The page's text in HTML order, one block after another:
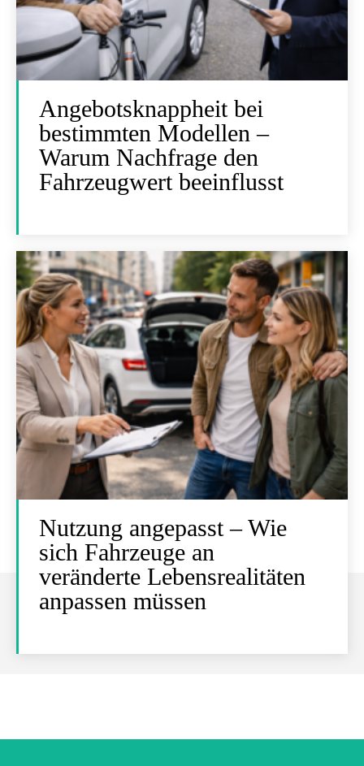
Angebotsknappheit bei
bestimmten Modellen –
Warum Nachfrage den
Fahrzeugwert beeinflusst
Nutzung angepasst – Wie
sich Fahrzeuge an
veränderte Lebensrealitäten
anpassen müssen